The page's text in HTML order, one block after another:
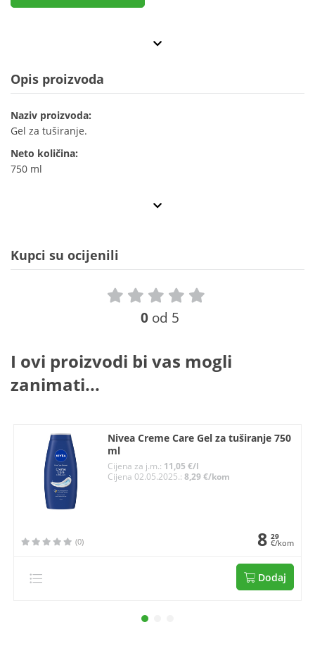
Opis proizvoda
Naziv proizvoda:
Gel za tuširanje.
Neto količina:
750 ml
Kupci su ocijenili
0 od 5
I ovi proizvodi bi vas mogli
zanimati...
Nivea Creme Care Gel za tuširanje 750
ml
Cijena za j.m.: 11,05 €/l
Cijena 02.05.2025.: 8,29 €/kom
(0) 8 29
€/kom
Dodaj